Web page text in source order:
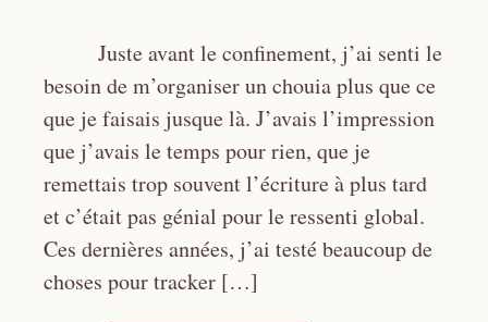
Juste avant le confinement, j’ai senti le
besoin de m’organiser un chouia plus que ce
que je faisais jusque là. J’avais l’impression
que j’avais le temps pour rien, que je
remettais trop souvent l’écriture à plus tard
et c’était pas génial pour le ressenti global.
Ces dernières années, j’ai testé beaucoup de
choses pour tracker […]